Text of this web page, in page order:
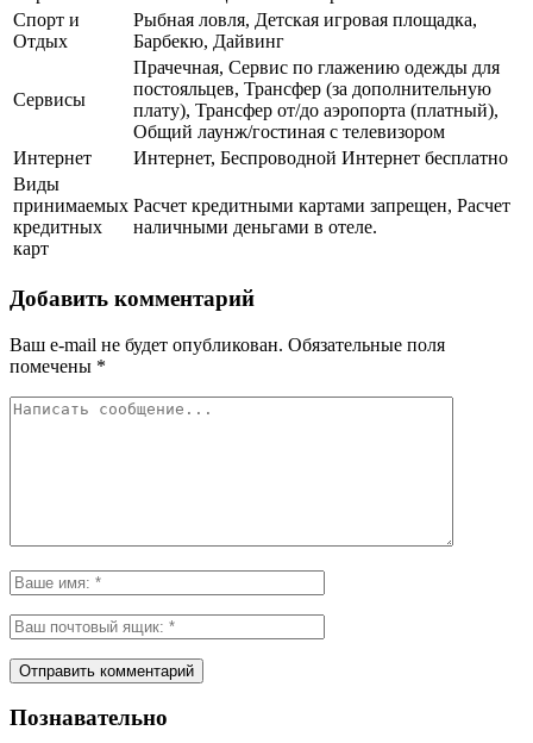
Спорт и
Отдых
Рыбная ловля, Детская игровая площадка,
Барбекю, Дайвинг
Сервисы
Прачечная, Сервис по глажению одежды для
постояльцев, Трансфер (за дополнительную
плату), Трансфер от/до аэропорта (платный),
Общий лаунж/гостиная с телевизором
Интернет
Интернет, Беспроводной Интернет бесплатно
Виды
принимаемых
кредитных
карт
Расчет кредитными картами запрещен, Расчет
наличными деньгами в отеле.
Добавить комментарий
Ваш e-mail не будет опубликован. Обязательные поля
помечены *
Познавательно